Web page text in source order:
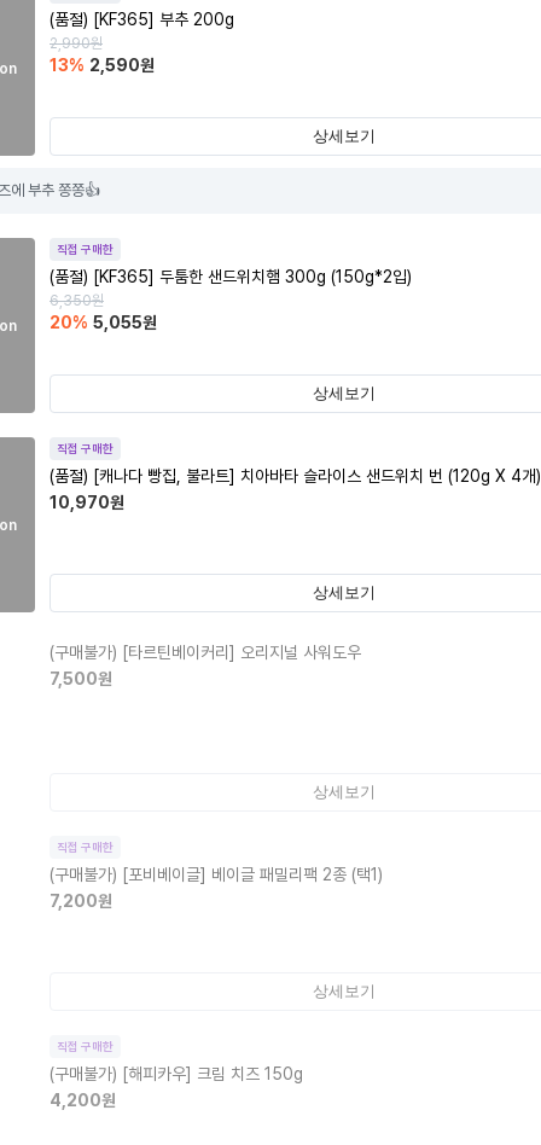
(품절) [KF365] 부추 200g
2,990원
13% 2,590원
상세보기
에 부추 쫑쫑👍
직접 구매한
(품절) [KF365] 두툼한 샌드위치햄 300g (150g*2입)
6,350원
20% 5,055원
상세보기
직접 구매한
(품절) [캐나다 빵집, 불라트] 치아바타 슬라이스 샌드위치 번 (120g X 4개)
10,970원
상세보기
(구매불가) [타르틴베이커리] 오리지널 사워도우
7,500원
상세보기
직접 구매한
(구매불가) [포비베이글] 베이글 패밀리팩 2종 (택1)
7,200원
상세보기
직접 구매한
(구매불가) [해피카우] 크림 치즈 150g
4,200원